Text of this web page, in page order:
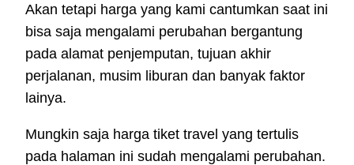
Akan tetapi harga yang kami cantumkan saat ini
bisa saja mengalami perubahan bergantung
pada alamat penjemputan, tujuan akhir
perjalanan, musim liburan dan banyak faktor
lainya.
Mungkin saja harga tiket travel yang tertulis
pada halaman ini sudah mengalami perubahan.